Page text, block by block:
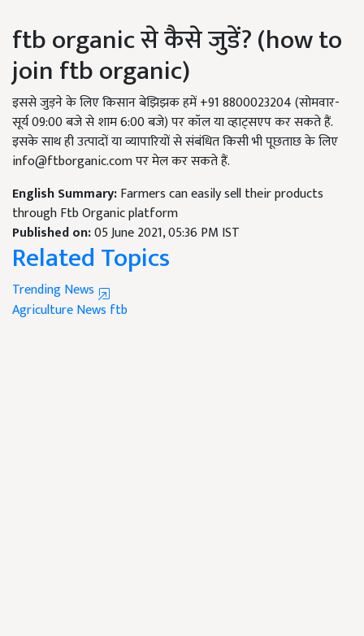
ftb organic से कैसे जुडें? (how to
join ftb organic)
इससे जुड़ने के लिए किसान बेझिझक हमें +91 8800023204 (सोमवार-
सूर्य 09:00 बजे से शाम 6:00 बजे) पर कॉल या व्हाट्सएप कर सकते हैं.
इसके साथ ही उत्पादों या व्यापारियों से संबंधित किसी भी पूछताछ के लिए
info@ftborganic.comपर मेल कर सकते हैं.
English Summary:Farmers can easily sell their products
through Ftb Organic platform
Published on:05 June 2021, 05:36 PM IST
Related Topics
Trending News
Agriculture News ftb